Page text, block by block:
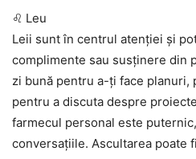
♌ Leu
Leii sunt în centrul atenției și
complimente sau susținere din
zi bună pentru a-ți face planuri,
pentru a discuta despre
farmecul personal este
conversațiile. Ascultarea poate